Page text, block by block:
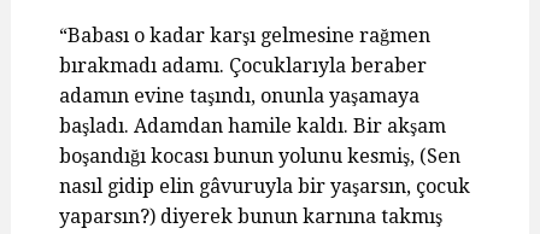
“Babası o kadar karşı gelmesine rağmen
bırakmadı adamı. Çocuklarıyla beraber
adamın evine taşındı, onunla yaşamaya
başladı. Adamdan hamile kaldı. Bir akşam
boşandığı kocası bunun yolunu kesmiş, (Sen
nasıl gidip elin gâvuruyla bir yaşarsın, çocuk
yaparsın?) diyerek bunun karnına takmış